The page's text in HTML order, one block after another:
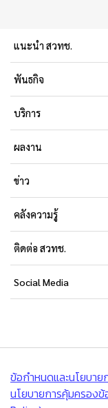
แนะนำ สวทช.
พันธกิจ
บริการ
ผลงาน
ข่าว
คลังความรู้
ติดต่อ สวทช.
Social Media
ข้อกำหนดและนโยบาย
นโยบายการคุ้มครอง